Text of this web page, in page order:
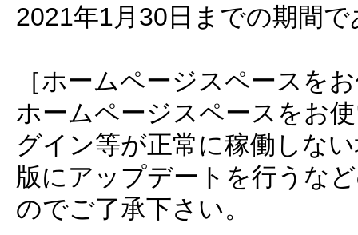
2021年1月30日までの期間
［ホームページスペースを
ホームページスペースをお
グイン等が正常に稼働しな
版にアップデートを行うな
のでご了承下さい。